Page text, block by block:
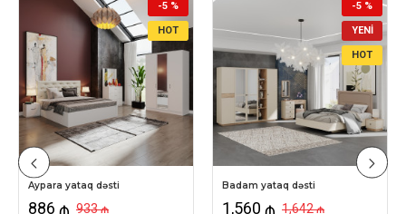
HOT
-5 %
Aypara yataq dəsti
886 ₼ 933 ₼
YENI
HOT
-5 %
Badam yataq dəsti
1,560 ₼ 1,642 ₼